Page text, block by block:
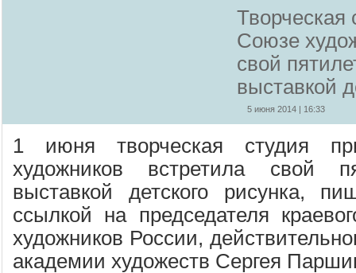
Творческая
Союзе
свой
выставкой
5 июня 2014 | 16:33
1 июня творческая студия
художников встретила свой
выставкой детского рисунка,
ссылкой на председателя
художников России,
академии художеств Сергея